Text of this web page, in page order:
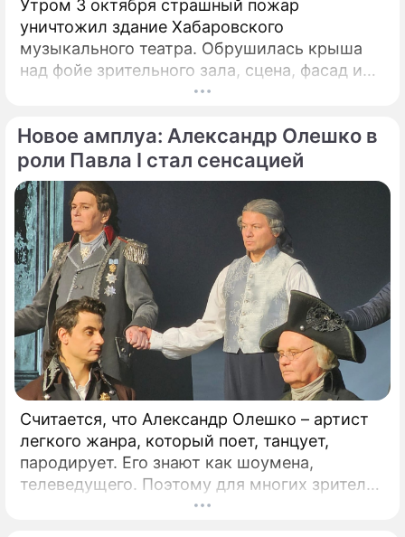
Утром 3 октября страшный пожар
уничтожил здание Хабаровского
музыкального театра. Обрушилась крыша
над фойе зрительного зала, сцена, фасад и
внешняя стена. С огнем на площади четырех
боролись 143 пожарных и почти 50 единиц
техники. Жители Хабаровска приняли эту
трагедию как личную.
Новое амплуа: Александр Олешко в
роли Павла I стал сенсацией
Считается, что Александр Олешко – артист
легкого жанра, который поет, танцует,
пародирует. Его знают как шоумена,
телеведущего. Поэтому для многих зрителей
станет открытием его большая серьезная